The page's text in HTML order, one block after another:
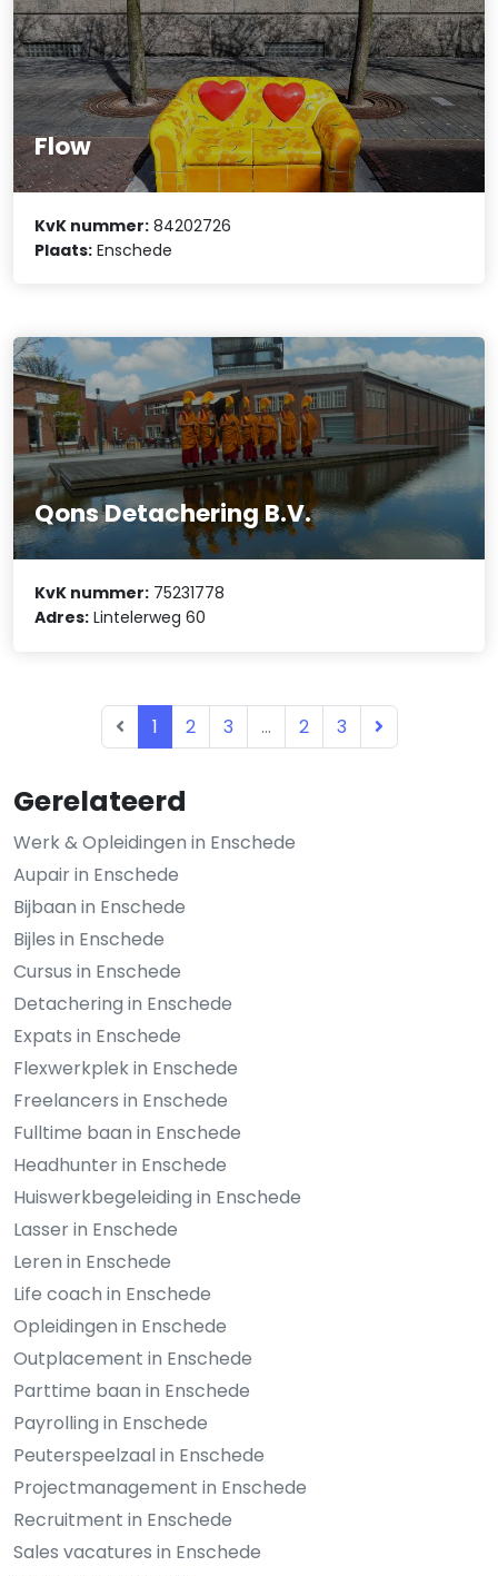
Gerelateerd
Werk & Opleidingen in Enschede
Aupair in Enschede
Bijbaan in Enschede
Bijles in Enschede
Cursus in Enschede
Detachering in Enschede
Expats in Enschede
Flexwerkplek in Enschede
Freelancers in Enschede
Fulltime baan in Enschede
Headhunter in Enschede
Huiswerkbegeleiding in Enschede
Lasser in Enschede
Leren in Enschede
Life coach in Enschede
Opleidingen in Enschede
Outplacement in Enschede
Parttime baan in Enschede
Payrolling in Enschede
Peuterspeelzaal in Enschede
Projectmanagement in Enschede
Recruitment in Enschede
Sales vacatures in Enschede
Flow
KvK nummer: 84202726
Plaats: Enschede
Qons Detachering B.V.
KvK nummer: 75231778
Adres: Lintelerweg 60
1 2 3 ... 2 3